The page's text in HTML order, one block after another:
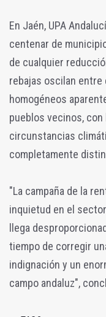
En Jaén, UPA
centenar de
de cualquier
rebajas oscilan entre
homogéneos
pueblos vecinos,
circunstancias
completamente
"La campaña de la
inquietud en el
llega
tiempo de corregir
indignación y un
campo andaluz",